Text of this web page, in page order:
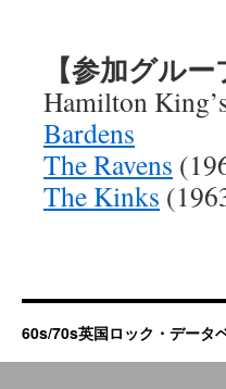
【参加グルー
Hamilton
Bardens
The Ravens
The Kinks
60s/70s英国ロック・データ